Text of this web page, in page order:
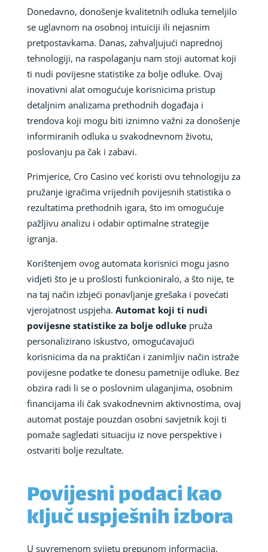
Donedavno, donošenje kvalitetnih odluka temeljilo
se uglavnom na osobnoj intuiciji ili nejasnim
pretpostavkama. Danas, zahvaljujući naprednoj
tehnologiji, na raspolaganju nam stoji automat koji
ti nudi povijesne statistike za bolje odluke. Ovaj
inovativni alat omogućuje korisnicima pristup
detaljnim analizama prethodnih događaja i
trendova koji mogu biti iznimno važni za donošenje
informiranih odluka u svakodnevnom životu,
poslovanju pa čak i zabavi.
Primjerice, Cro Casino već koristi ovu tehnologiju za
pružanje igračima vrijednih povijesnih statistika o
rezultatima prethodnih igara, što im omogućuje
pažljivu analizu i odabir optimalne strategije
igranja.
Korištenjem ovog automata korisnici mogu jasno
vidjeti što je u prošlosti funkcioniralo, a što nije, te
na taj način izbjeći ponavljanje grešaka i povećati
vjerojatnost uspjeha. Automat koji ti nudi
povijesne statistike za bolje odlukepruža
personalizirano iskustvo, omogućavajući
korisnicima da na praktičan i zanimljiv način istraže
povijesne podatke te donesu pametnije odluke. Bez
obzira radi li se o poslovnim ulaganjima, osobnim
financijama ili čak svakodnevnim aktivnostima, ovaj
automat postaje pouzdan osobni savjetnik koji ti
pomaže sagledati situaciju iz nove perspektive i
ostvariti bolje rezultate.
Povijesni podaci kao
ključ uspješnih izbora
U suvremenom svijetu prepunom informacija,